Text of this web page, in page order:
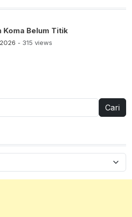
Koma Belum Titik
- 315 views